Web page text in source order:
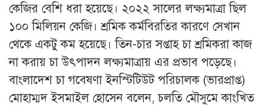
কেজির বেশি ধরা হয়েছে। ২০২২ সালের লক্ষ্যমাত্রা ছিল
১০০ মিলিয়ন কেজি। শ্রমিক কর্মবিরতির কারণে সেখান
থেকে একটু কম হয়েছে। তিন-চার সপ্তাহ চা শ্রমিকরা কাজ
না করায় চা উৎপাদন লক্ষ্যমাত্রায় এর প্রভাব পড়েছে।
বাংলাদেশ চা গবেষণা ইনস্টিটিউট পরিচালক (ভারপ্রাপ্ত)
মোহাম্মদ ইসমাইল হোসেন বলেন, চলতি মৌসুমে কাংখিত